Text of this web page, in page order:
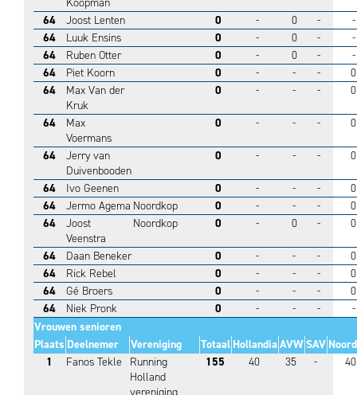
64 Joost Lenten 0 - 0 -
-
64
Luuk Ensins 0 - 0 -
-
64
Ruben Otter 0 - 0 -
-
64
Piet Koorn 0 - - -
0
64
Max Van der
Kruk
0 - - - 0
64
Max
Voermans
0 - - - 0
64
Jerry van
Duivenbooden
0 - - - 0
64 Ivo Geenen 0 - - -
0
64
Jermo Agema Noordkop 0 - - -
0
64
Joost
Veenstra
Noordkop 0 - 0 - 0
64 Daan Beneker 0 - - -
0
64
Rick Rebel 0 - - -
0
64
Gé Broers 0 - - -
0
64
Niek Pronk 0 - - -
-
Vrouwen senioren
Plaats Deelnemer Vereniging Totaal Hollandia AVWSAV
1
Fanos Tekle
Running
Holland
155 40 35 - 40